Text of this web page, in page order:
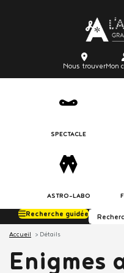
trouver
Nous trouverMon
SPECTACLE
ASTRO-LABO
Recherche guidée
Accueil Détails
Enigmes